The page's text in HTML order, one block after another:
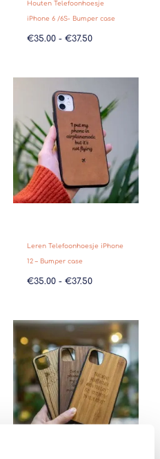
Houten Telefoonhoesje
iPhone 6 /6S- Bumper case
€35.00 - €37.50
Leren Telefoonhoesje iPhone
12 – Bumper case
€35.00 - €37.50
Prijsklasse:
tot
€37.50
Prijsklasse:
€35.00
tot
€37.50